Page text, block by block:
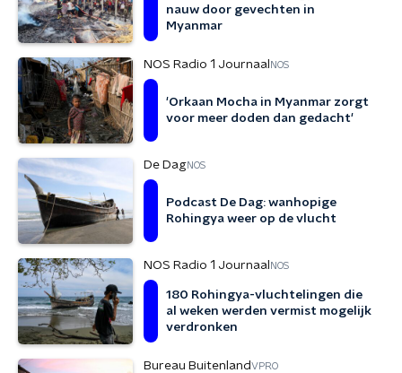
nauw door gevechten in
Myanmar
NOS Radio 1 Journaal NOS
'Orkaan Mocha in Myanmar zorgt
voor meer doden dan gedacht'
De DagNOS
Podcast De Dag: wanhopige
Rohingya weer op de vlucht
NOS Radio 1 Journaal NOS
180 Rohingya-vluchtelingen die
al weken werden vermist mogelijk
verdronken
Bureau BuitenlandVPRO